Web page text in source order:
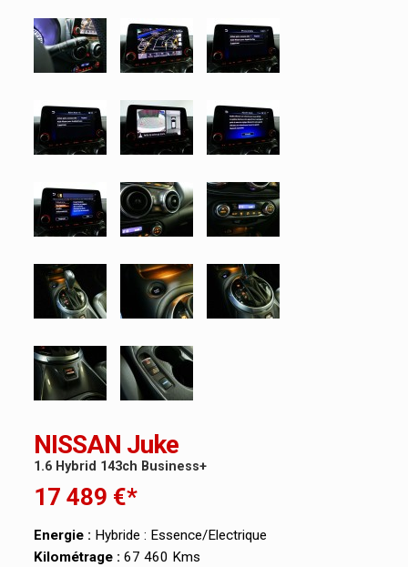
NISSAN Juke
1.6 Hybrid 143ch Business+
17 489 €*
Energie : Hybride : Essence/Electrique
Kilométrage : 67 460 Kms